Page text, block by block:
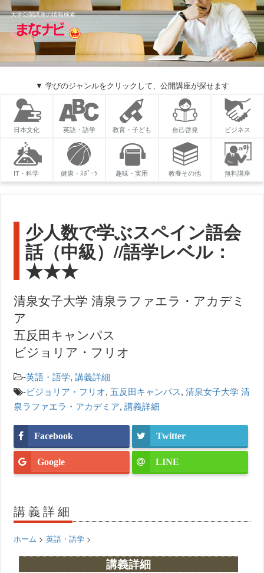
大学公開講座の情報検索
▼ 学びのジャンルをクリックして、公開講座が探せます
日本文化 英語・語学 教育・子ども 自己啓発 ビジネス
IT・科学 健康・ｽﾎﾟｰﾂ 趣味・実用 教養その他 無料講座
少人数で学ぶスペイン語会
話（中級）//語学レベル：
★★★
清泉女子大学 清泉ラファエラ・アカデミ
ア
五反田キャンパス
ビジョリア・フリオ
-英語・語学,講義詳細
-ビジョリア・フリオ, 五反田キャンパス,清泉女子大学 清
泉ラファエラ・アカデミア,講義詳細
Facebook Twitter
Google LINE
講義詳細
ホーム >英語・語学 >
講義詳細